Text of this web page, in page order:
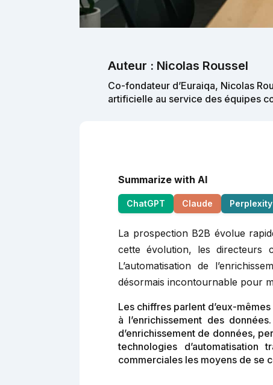
Auteur : Nicolas Roussel
Co-fondateur d’Euraiqa, Nicolas
artificielle au service des équipes
Summarize with AI
ChatGPT Claude Perplexity
La prospection B2B évolue
cette évolution, les directeurs
L’automatisation de
désormais incontournable pour
Les chiffres parlent d’eux-
à l’enrichissement des
d’enrichissement de données,
technologies
commerciales les moyens de se